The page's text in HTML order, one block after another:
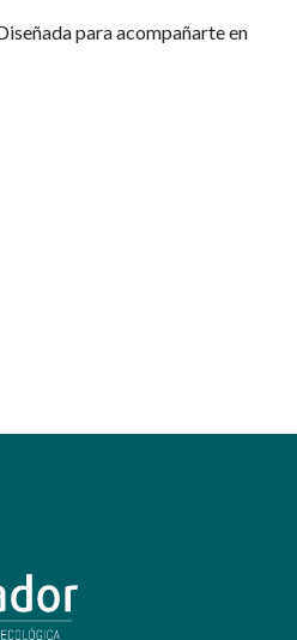
para acompañarte en